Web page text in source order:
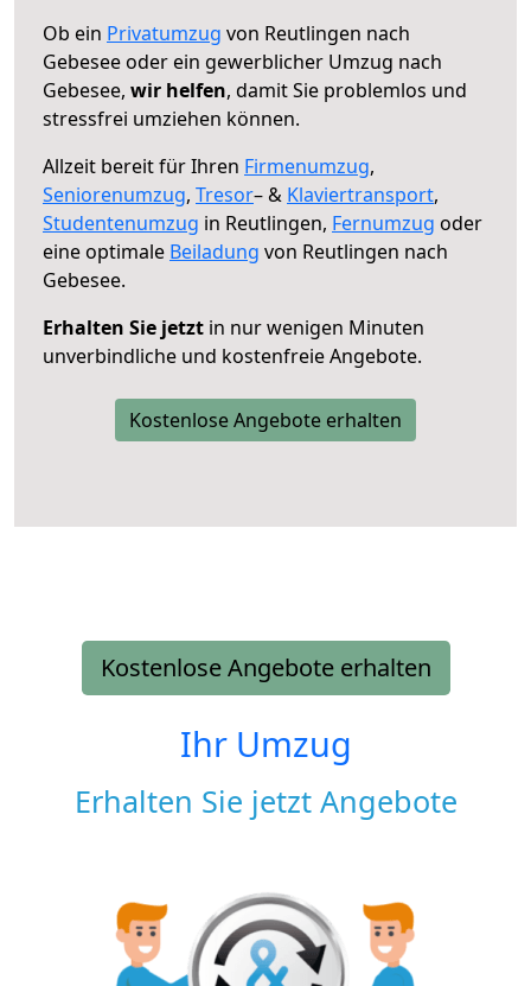
Ob ein Privatumzug von Reutlingen nach
Gebesee oder ein gewerblicher Umzug nach
Gebesee, wir helfen, damit Sie problemlos und
stressfrei umziehen können.
Allzeit bereit für Ihren Firmenumzug,
Seniorenumzug, Tresor– & Klaviertransport,
Studentenumzug in Reutlingen, Fernumzug oder
eine optimale Beiladung von Reutlingen nach
Gebesee.
Erhalten Sie jetzt in nur wenigen Minuten
unverbindliche und kostenfreie Angebote.
Kostenlose Angebote erhalten
Kostenlose Angebote erhalten
Ihr Umzug
Erhalten Sie jetzt Angebote